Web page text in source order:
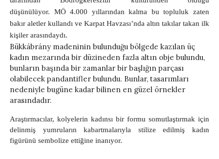
düşünülüyor. MÖ 4.000 yıllarından kalma bu topluluk zaten
bakır aletler kullandı ve Karpat Havzası’nda altın takılar takan ilk
kişiler arasındaydı.
Bükkábrány madeninin bulunduğu bölgede kazılan üç
kadın mezarında bir düzineden fazla altın obje bulundu,
bunların başında bir zamanlar bir başlığın parçası
olabilecek pandantifler bulundu. Bunlar, tasarımları
nedeniyle bugüne kadar bilinen en güzel örnekler
arasındadır.
Araştırmacılar, kolyelerin kadınsı bir formu somutlaştırmak için
delinmiş yumruların kabartmalarıyla stilize edilmiş kadın
figürünü sembolize ettiğine inanıyor.